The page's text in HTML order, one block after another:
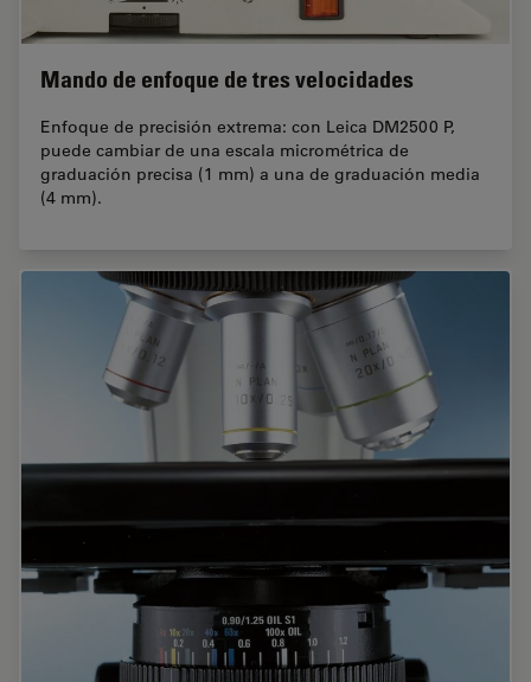
Mando de enfoque de tres velocidades
Enfoque de precisión extrema: con Leica DM2500 P,
puede cambiar de una escala micrométrica de
graduación precisa (1 mm) a una de graduación media
(4 mm).